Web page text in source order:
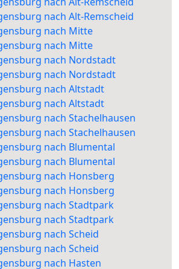
nach Alt-Remscheid
nach Mitte
nach Mitte
nach Nordstadt
nach Nordstadt
nach Altstadt
nach Altstadt
nach Stachelhausen
nach Stachelhausen
nach Blumental
nach Blumental
nach Honsberg
nach Honsberg
nach Stadtpark
nach Stadtpark
nach Scheid
nach Scheid
nach Hasten